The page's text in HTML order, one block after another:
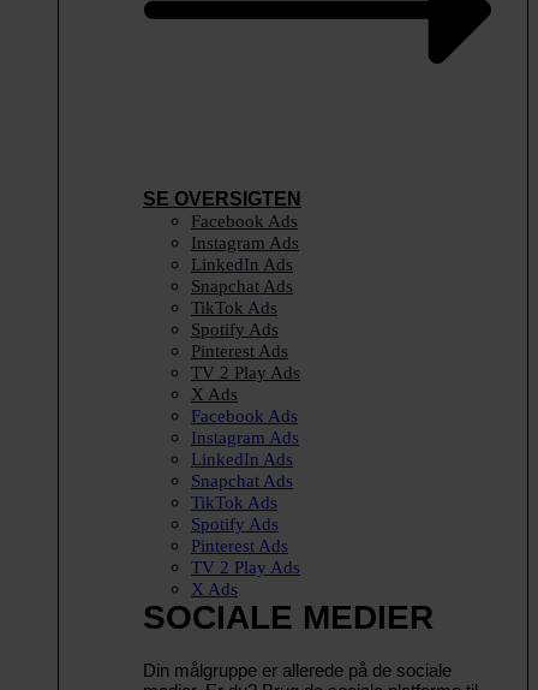
SE OVERSIGTEN
Facebook Ads
Instagram Ads
LinkedIn Ads
Snapchat Ads
TikTok Ads
Spotify Ads
Pinterest Ads
TV 2 Play Ads
X Ads
Facebook Ads
Instagram Ads
LinkedIn Ads
Snapchat Ads
TikTok Ads
Spotify Ads
Pinterest Ads
TV 2 Play Ads
X Ads
SOCIALE MEDIER
Din målgruppe er allerede på de sociale